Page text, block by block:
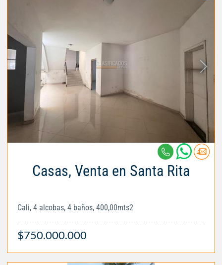
Casas, Venta en Santa Rita
Cali, 4 alcobas, 4 baños, 400,00mts2
$750.000.000